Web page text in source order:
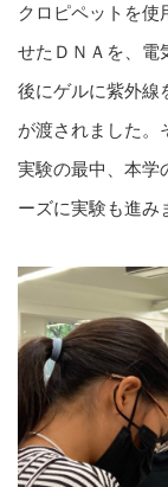
クロピペットを使
せたＤＮＡを、電
後にゲルに紫外線
が渡されました。
実験の最中、本学
ーズに実験も進み